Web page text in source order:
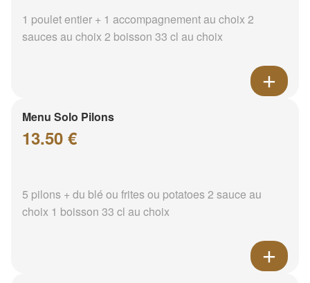
1 poulet entier + 1 accompagnement au choix 2
sauces au choix 2 boisson 33 cl au choix
Menu Solo Pilons
13.50 €
5 pilons + du blé ou frites ou potatoes 2 sauce au
choix 1 boisson 33 cl au choix